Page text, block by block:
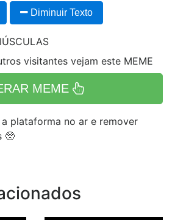
Diminuir Texto
visitantes vejam este MEME
MEME
plataforma no ar e remover
🥺